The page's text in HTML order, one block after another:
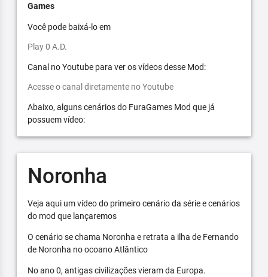
Games
Você pode baixá-lo em
Play 0 A.D.
Canal no Youtube para ver os vídeos desse Mod:
Acesse o canal diretamente no Youtube
Abaixo, alguns cenários do FuraGames Mod que já
possuem vídeo:
Noronha
Veja aqui um vídeo do primeiro cenário da série e cenários
do mod que lançaremos
O cenário se chama Noronha e retrata a ilha de Fernando
de Noronha no ocoano Atlântico
No ano 0, antigas civilizações vieram da Europa.